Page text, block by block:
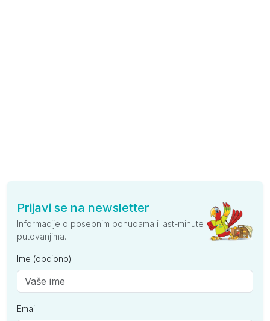
Prijavi se na newsletter
Informacije o posebnim ponudama i last-minute
putovanjima.
Ime (opciono)
Email